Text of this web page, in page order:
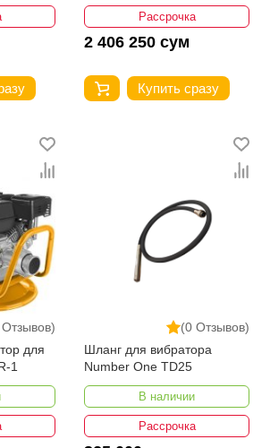
Рассрочка
2 406 250 сум
Купить сразу
для
1
(0 Отзывов)
Шланг для вибратора
Number One TD25
В наличии
Рассрочка